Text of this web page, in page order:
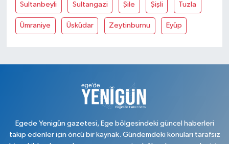
Sultanbeyli Sultangazi Şile Şişli Tuzla
Ümraniye Üsküdar Zeytinburnu Eyüp
Egede Yenigün gazetesi, Ege bölgesindeki güncel haberleri
takip edenler için öncü bir kaynak. Gündemdeki konuları tarafsız